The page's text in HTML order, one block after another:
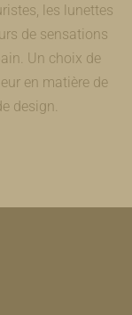
les lunettes
de sensations
Un choix de
en matière de
design.